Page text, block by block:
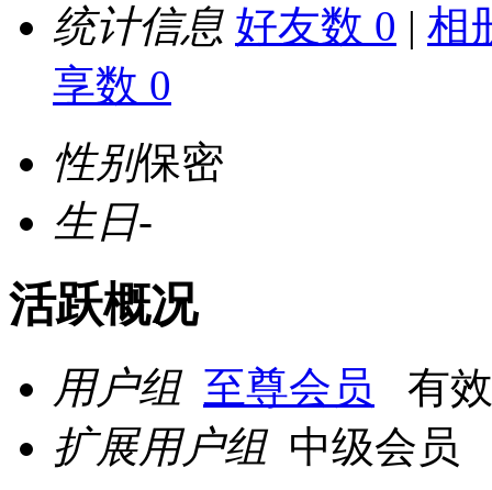
统计信息 好友数 0 | 相
享数 0
性别保密
生日-
活跃概况
用户组 至尊会员
有
扩展用户组 中级会员